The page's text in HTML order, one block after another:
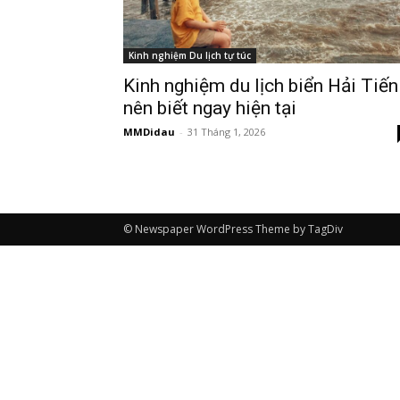
Kinh nghiệm Du lịch tự túc
Kinh nghiệm du lịch biển Hải Tiến
nên biết ngay hiện tại
MMDidau - 31 Tháng 1, 2026
© Newspaper WordPress Theme by TagDiv